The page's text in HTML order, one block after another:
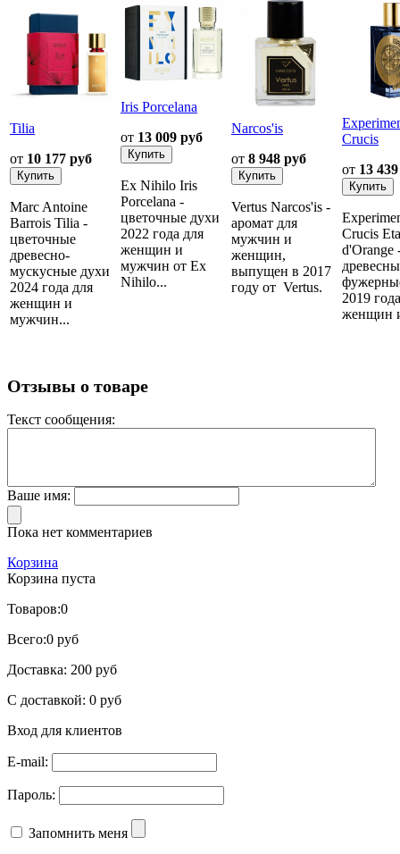
Tilia
от 10 177 руб
Marc Antoine
Barrois Tilia -
цветочные
древесно-
мускусные духи
2024 года для
женщин и
мужчин...
Iris Porcelana
от 13 009 руб
Ex Nihilo Iris
Porcelana -
цветочные духи
2022 года для
женщин и
мужчин от Ex
Nihilo...
Narcos'is
от 8 948 руб
Vertus Narcos'is -
аромат для
мужчин и
женщин,
выпущен в 2017
году от Vertus.
Crucis
от 13
Crucis
d'Orange
2019
женщин
Отзывы о товаре
Текст сообщения:
Ваше имя:
Пока нет комментариев
Корзина
Корзина пуста
Товаров:0
Всего:0 руб
Доставка: 200 руб
С доставкой: 0 руб
Вход для клиентов
E-mail:
Пароль:
Запомнить меня